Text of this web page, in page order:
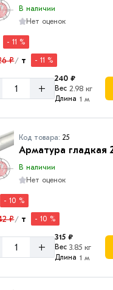
В наличии
Нет оценок
- 11 %
₽/ т - 11 %
+
240 ₽
Вес 2.98 кг
Длина 1 м
Код товара: 25
Арматура гладкая
В наличии
Нет оценок
- 10 %
₽/ т - 10 %
+
315 ₽
Вес 3.85 кг
Длина 1 м